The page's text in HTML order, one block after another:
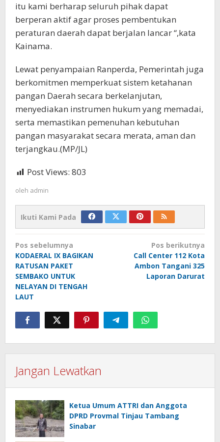
itu kami berharap seluruh pihak dapat
berperan aktif agar proses pembentukan
peraturan daerah dapat berjalan lancar “,kata
Kainama.
Lewat penyampaian Ranperda, Pemerintah juga
berkomitmen memperkuat sistem ketahanan
pangan Daerah secara berkelanjutan,
menyediakan instrumen hukum yang memadai,
serta memastikan pemenuhan kebutuhan
pangan masyarakat secara merata, aman dan
terjangkau.(MP/JL)
Post Views: 803
oleh admin
Ikuti Kami Pada
Navigasi
pos
Pos sebelumnya
KODAERAL IX BAGIKAN
RATUSAN PAKET
SEMBAKO UNTUK
NELAYAN DI TENGAH
LAUT
Pos berikutnya
Call Center 112 Kota
Ambon Tangani 325
Laporan Darurat
Jangan Lewatkan
Ketua Umum ATTRI dan Anggota
DPRD Provmal Tinjau Tambang
Sinabar